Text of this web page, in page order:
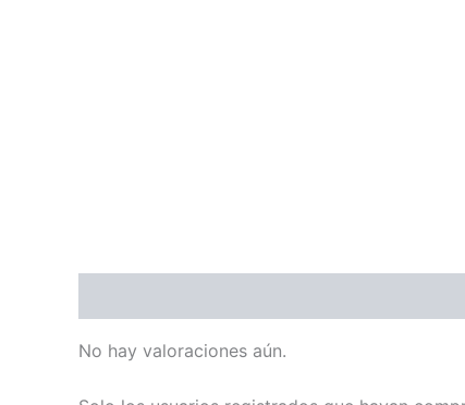
No hay valoraciones aún.